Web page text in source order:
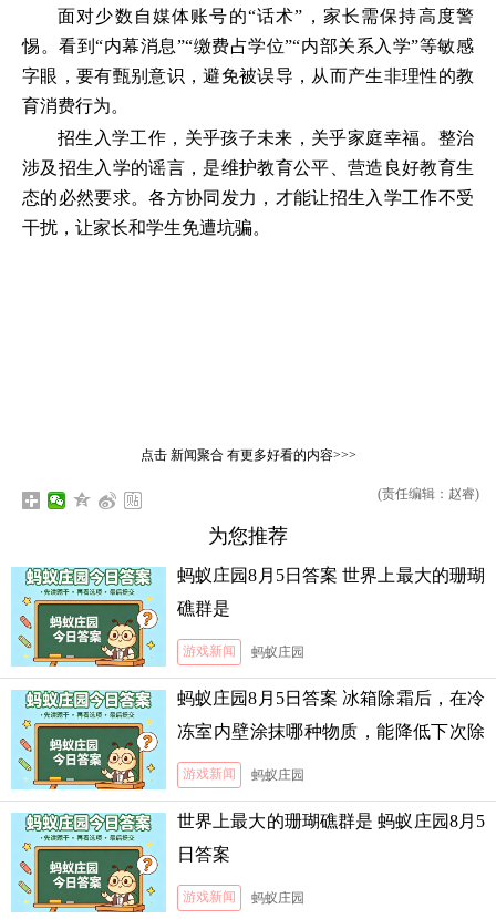
面对少数自媒体账号的“话术”，家长需保持高度警
惕。看到“内幕消息”“缴费占学位”“内部关系入学”等敏感
字眼，要有甄别意识，避免被误导，从而产生非理性的教
育消费行为。
招生入学工作，关乎孩子未来，关乎家庭幸福。整治
涉及招生入学的谣言，是维护教育公平、营造良好教育生
态的必然要求。各方协同发力，才能让招生入学工作不受
干扰，让家长和学生免遭坑骗。
点击 新闻聚合有更多好看的内容>>>
(责任编辑：赵睿)
为您推荐
蚂蚁庄园8月5日答案 世界上最大的珊瑚
礁群是
游戏新闻 蚂蚁庄园
蚂蚁庄园8月5日答案 冰箱除霜后，在冷
冻室内壁涂抹哪种物质，能降低下次除
霜的难度
游戏新闻 蚂蚁庄园
世界上最大的珊瑚礁群是 蚂蚁庄园8月5
日答案
游戏新闻 蚂蚁庄园